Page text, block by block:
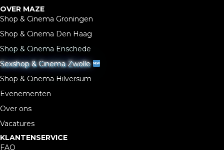
OVER MAZE
Shop & Cinema Groningen
Shop & Cinema Den Haag
Shop & Cinema Enschede
Sexshop & Cinema Zwolle
Shop & Cinema Hilversum
Evenementen
Over ons
Vacatures
KLANTENSERVICE
FAQ